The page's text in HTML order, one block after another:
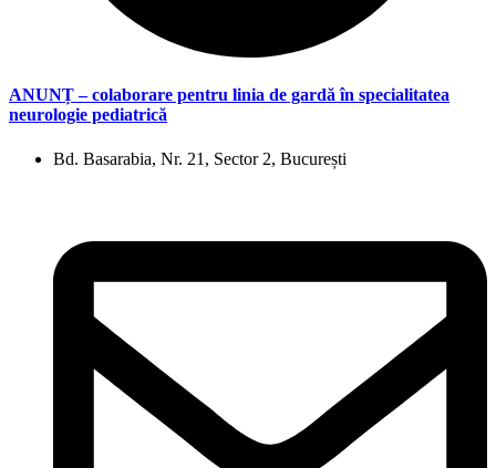
ANUNȚ – colaborare pentru linia de gardă în specialitatea
neurologie pediatrică
Bd. Basarabia, Nr. 21, Sector 2, București